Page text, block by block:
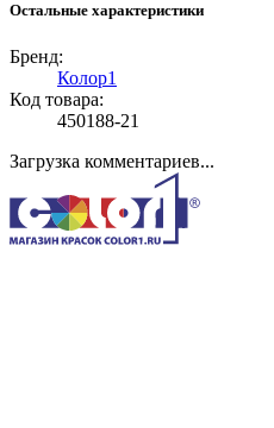
Остальные характеристики
Бренд:
Колор1
Код товара:
450188-21
Загрузка комментариев...